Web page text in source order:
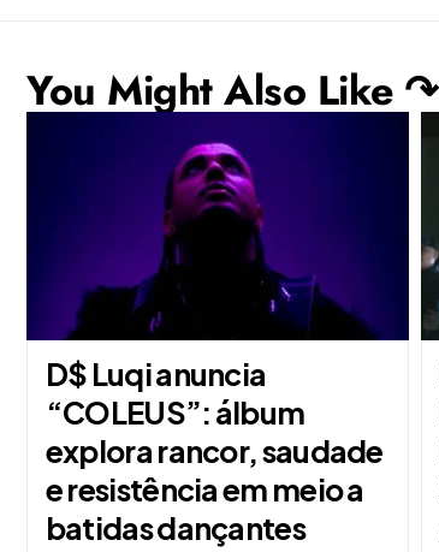
You Might Also Like ↷
D$ Luqi anuncia
“COLEUS”: álbum
explora rancor, saudade
e resistência em meio a
batidas dançantes